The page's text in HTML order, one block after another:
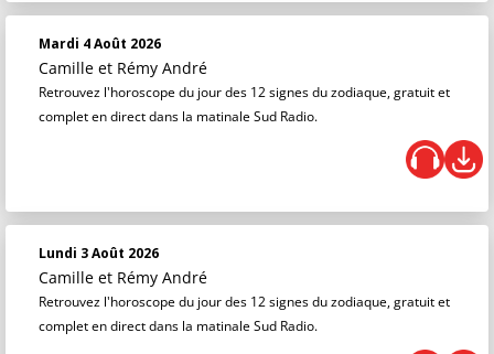
Mardi 4 Août 2026
Camille et Rémy André
Retrouvez l'horoscope du jour des 12 signes du zodiaque, gratuit et
complet en direct dans la matinale Sud Radio.
Lundi 3 Août 2026
Camille et Rémy André
Retrouvez l'horoscope du jour des 12 signes du zodiaque, gratuit et
complet en direct dans la matinale Sud Radio.